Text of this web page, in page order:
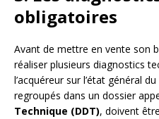
obligatoires
Avant de mettre en vente son
réaliser plusieurs diagnostics
l’acquéreur sur l’état général
regroupés dans un dossier
Technique (DDT), doivent